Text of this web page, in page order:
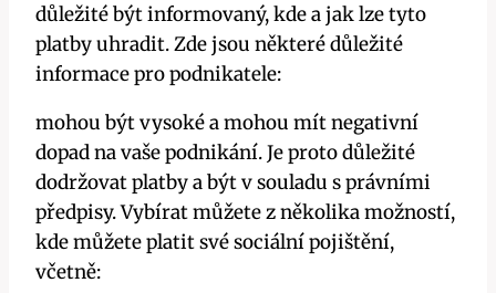
důležité být informovaný, kde a jak lze tyto
platby uhradit. Zde jsou některé důležité
informace pro podnikatele:
mohou být vysoké a mohou mít negativní
dopad na vaše podnikání. Je proto důležité
dodržovat platby a být v souladu s právními
předpisy. Vybírat můžete z několika možností,
kde můžete platit své sociální pojištění,
včetně: